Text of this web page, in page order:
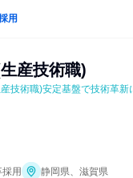
用
産技術職)
技術職)安定基盤で技術革新
用
静岡県、滋賀県